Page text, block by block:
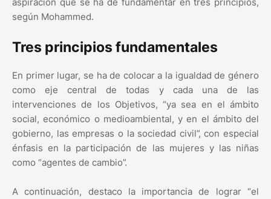
según Mohammed.
Tres principios fundamentales
En primer lugar, se ha de colocar a la igualdad de género
como eje central de todas y cada una de las
intervenciones de los Objetivos, “ya sea en el ámbito
social, económico o medioambiental, y en el ámbito del
gobierno, las empresas o la sociedad civil”, con especial
énfasis en la participación de las mujeres y las niñas
como “agentes de cambio”.
A continuación, destaco la importancia de lograr “el